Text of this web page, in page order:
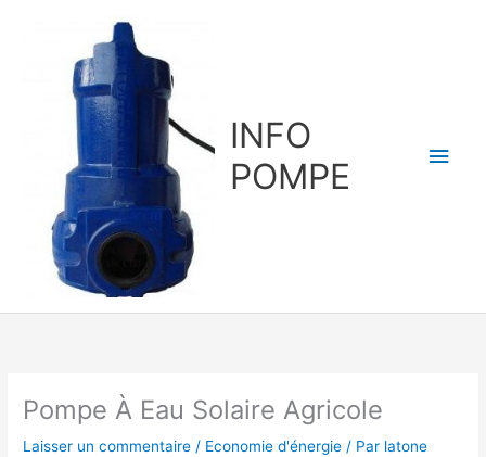
INFO
POMPE
Pompe À Eau Solaire Agricole
Laisser un commentaire / Economie d'énergie / Par latone